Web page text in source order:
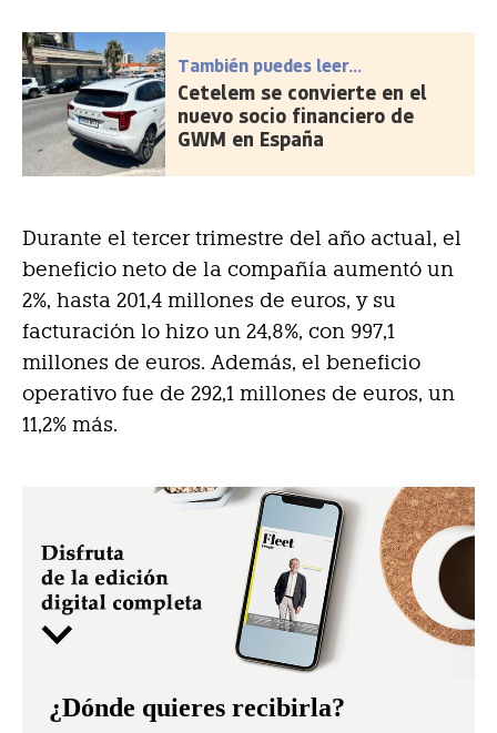
También puedes leer...
Cetelem se convierte en el
nuevo socio financiero de
GWM en España
Durante el tercer trimestre del año actual, el
beneficio neto de la compañía aumentó un
2%, hasta 201,4 millones de euros, y su
facturación lo hizo un 24,8%, con 997,1
millones de euros. Además, el beneficio
operativo fue de 292,1 millones de euros, un
11,2% más.
¿Dónde quieres recibirla?